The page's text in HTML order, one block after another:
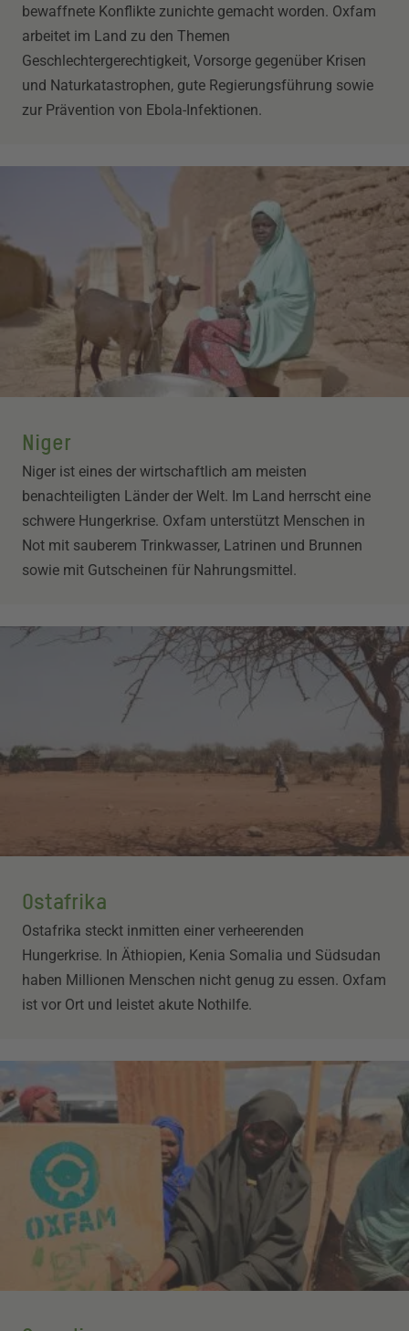
bewaffnete Konflikte zunichte gemacht worden. Oxfam
arbeitet im Land zu den Themen
Geschlechtergerechtigkeit, Vorsorge gegenüber Krisen
und Naturkatastrophen, gute Regierungsführung sowie
zur Prävention von Ebola-Infektionen.
Niger
Niger ist eines der wirtschaftlich am meisten
benachteiligten Länder der Welt. Im Land herrscht eine
schwere Hungerkrise. Oxfam unterstützt Menschen in
Not mit sauberem Trinkwasser, Latrinen und Brunnen
sowie mit Gutscheinen für Nahrungsmittel.
Ostafrika
Ostafrika steckt inmitten einer verheerenden
Hungerkrise. In Äthiopien, Kenia Somalia und Südsudan
haben Millionen Menschen nicht genug zu essen. Oxfam
ist vor Ort und leistet akute Nothilfe.